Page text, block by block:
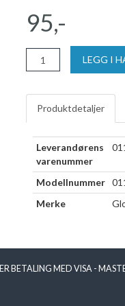
95,-
LEGG I
Produktdetaljer
Leverandørens
varenummer
Modellnummer
Merke
BETALING MED VISA -